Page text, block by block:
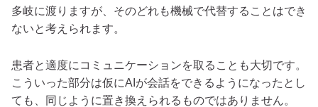
多岐に渡りますが、そのどれも機械で代替することはでき
ないと考えられます。
患者と適度にコミュニケーションを取ることも大切です。
こういった部分は仮にAIが会話をできるようになったとし
ても、同じように置き換えられるものではありません。